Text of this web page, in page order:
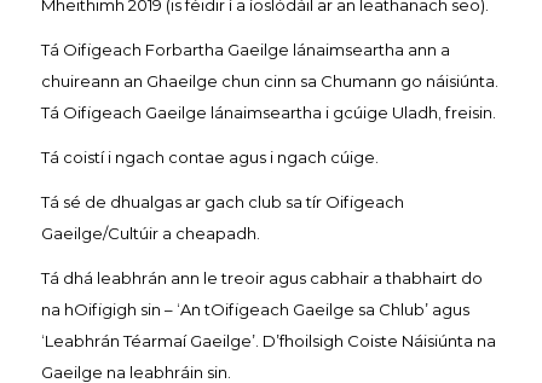
Mheithimh 2019 (is féidir í a íoslódáil ar an leathanach seo).
Tá Oifigeach Forbartha Gaeilge lánaimseartha ann a
chuireann an Ghaeilge chun cinn sa Chumann go náisiúnta.
Tá Oifigeach Gaeilge lánaimseartha i gcúige Uladh, freisin.
Tá coistí i ngach contae agus i ngach cúige.
Tá sé de dhualgas ar gach club sa tír Oifigeach
Gaeilge/Cultúir a cheapadh.
Tá dhá leabhrán ann le treoir agus cabhair a thabhairt do
na hOifigigh sin – ‘An tOifigeach Gaeilge sa Chlub’ agus
‘Leabhrán Téarmaí Gaeilge’. D’fhoilsigh Coiste Náisiúnta na
Gaeilge na leabhráin sin.